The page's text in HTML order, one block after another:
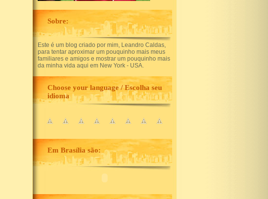
Sobre:
Este é um blog criado por mim, Leandro Caldas,
para tentar aproximar um pouquinho mais meus
familiares e amigos e mostrar um pouquinho mais
da minha vida aqui em New York - USA.
Choose your language / Escolha seu
idioma
Em Brasília são: